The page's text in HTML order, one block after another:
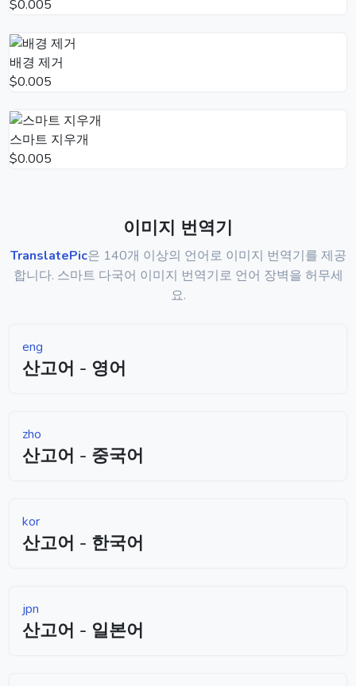
$0.005
배경 제거
$0.005
스마트 지우개
$0.005
이미지 번역기
TranslatePic은 140개 이상의 언어로 이미지 번역기를 제공
합니다. 스마트 다국어 이미지 번역기로 언어 장벽을 허무세
요.
eng
산고어 - 영어
zho
산고어 - 중국어
kor
산고어 - 한국어
jpn
산고어 - 일본어